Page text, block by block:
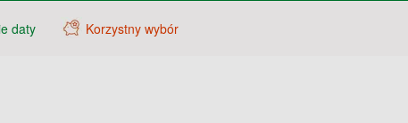
daty Korzystny wybór